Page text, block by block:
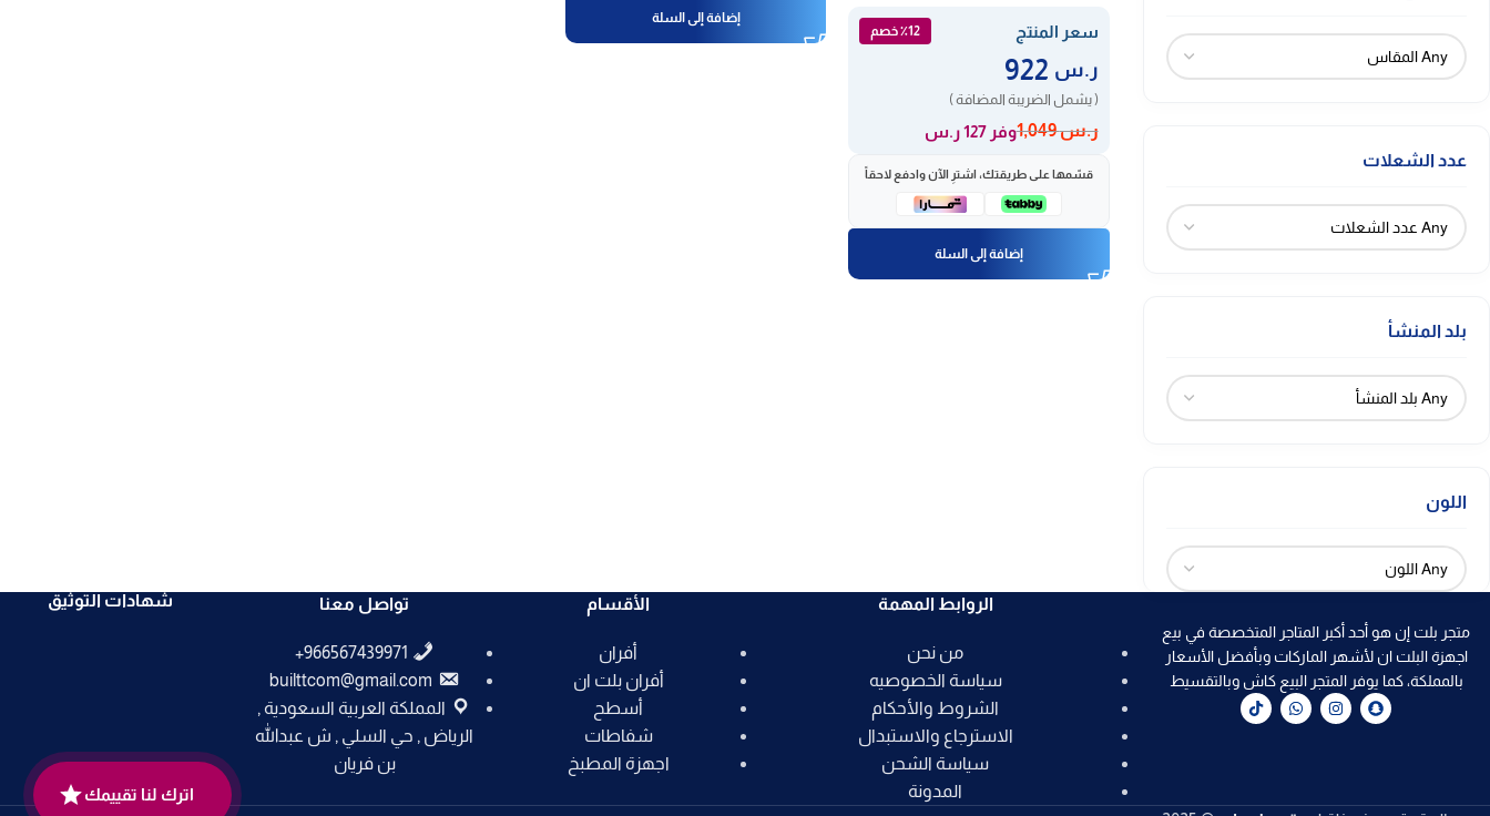
عدد الشعلات
بلد المنشأ
اللون
سعر المنتج ٪12 خصم
ر.س
( يشمل الضريبة المضافة )
ر.س1,049 وفر 127 ر.س
قسّمها على طريقتك، اشترِ الآن وادفع لاحقاً
إضافة إلى السلة
إضافة إلى السلة
متجر بلت إن هو أحد أكبر المتاجر المتخصصة في بيع
اجهزة البلت ان لأشهر الماركات وبأفضل الأسعار
بالمملكة، كما يوفر المتجر البيع كاش وبالتقسيط
الروابط المهمة
من نحن
سياسة الخصوصيه
الشروط والأحكام
الاسترجاع والاستبدال
سياسة الشحن
المدونة
الأقسام
أفران
أفران بلت ان
أسطح
شفاطات
اجهزة المطبخ
تواصل معنا
builttcom@gmail.com
المملكة العربية السعودية ,
الرياض , حي السلي , ش عبدالله
بن فريان
شهادات التوثيق
اترك لنا تقييمك